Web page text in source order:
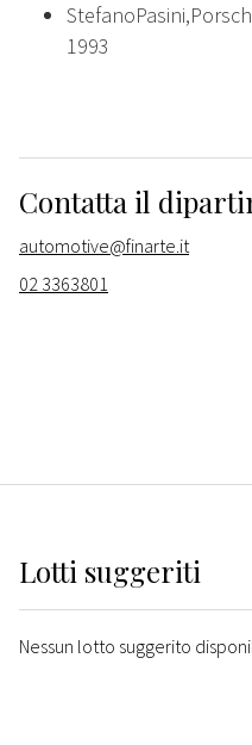
1993
Contatta il
automotive@finarte.it
02 3363801
Lotti suggeriti
Nessun lotto suggerito